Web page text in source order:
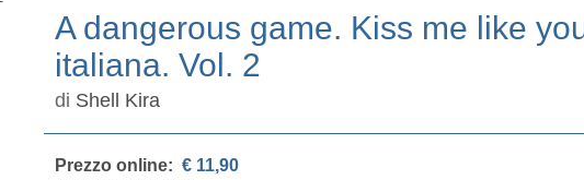
A dangerous game. Kiss me like
italiana. Vol. 2
di Shell Kira
Prezzo online: € 11,90